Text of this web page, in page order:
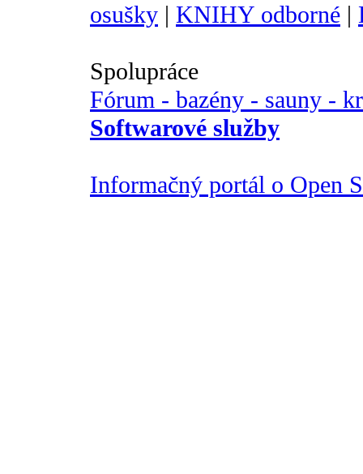
osušky | KNIHY odborné |
Spolupráce
Fórum - bazény - sauny -
Softwarové služby
Informačný portál o Open